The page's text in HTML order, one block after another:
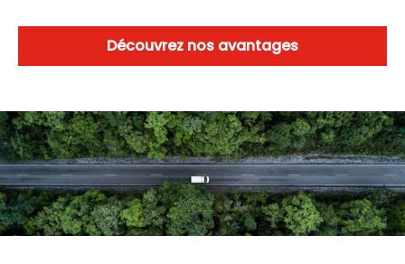
Découvrez nos avantages